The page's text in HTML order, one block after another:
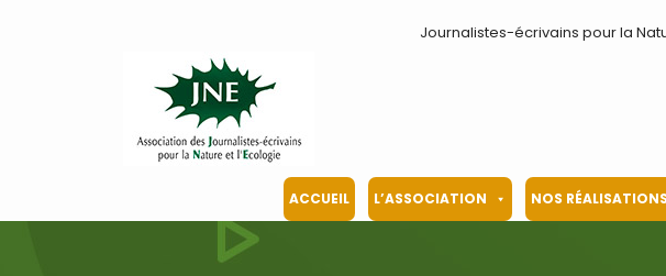
Journalistes-écrivains pour la
ACCUEIL L’ASSOCIATION NOS RÉALISATIONS